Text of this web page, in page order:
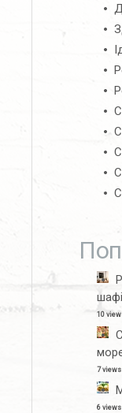
шафі
10
7 views
6 views